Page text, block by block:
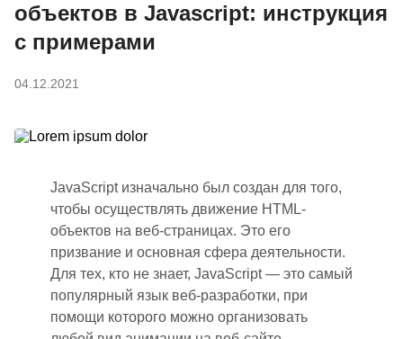
объектов в Javascript: инструкция
с примерами
04.12.2021
JavaScript изначально был создан для того,
чтобы осуществлять движение HTML-
объектов на веб-страницах. Это его
призвание и основная сфера деятельности.
Для тех, кто не знает, JavaScript — это самый
популярный язык веб-разработки, при
помощи которого можно организовать